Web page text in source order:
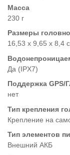
Масса
230 г
Размеры
16,53 x 9,65 x 8,4
Да (IPX7)
Поддержка GPS/
нет
Тип крепления
Крепление на
Тип элементов
Внешний АКБ